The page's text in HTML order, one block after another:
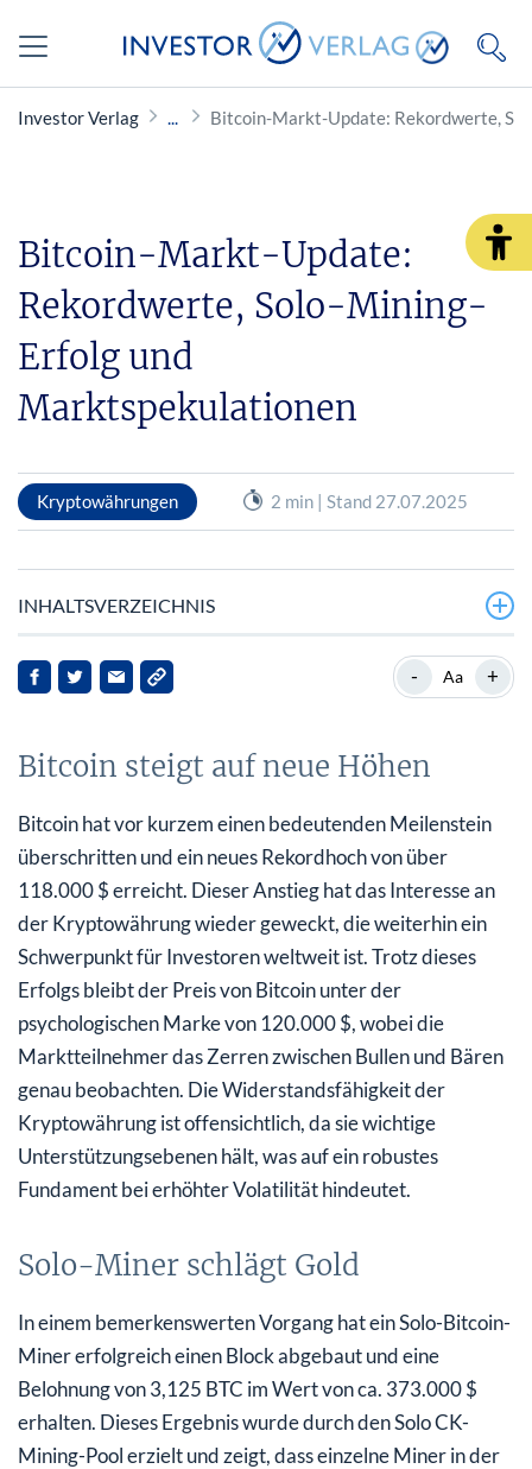
Investor Verlag Bitcoin-Markt-Update: Rekordwerte,
Bitcoin-Markt-Update:
Rekordwerte, Solo-Mining-
Erfolg und
Marktspekulationen
Kryptowährungen 2 min | Stand 27.07.2025
INHALTSVERZEICHNIS
Bitcoin steigt auf neue Höhen
Institutioneller Einfluss und Marktdebatte
Ausblick: Ein vielversprechender Horizont
- Aa +
Bitcoin steigt auf neue Höhen
Bitcoin hat vor kurzem einen bedeutenden Meilenstein
überschritten und ein neues Rekordhoch von über
118.000 $ erreicht. Dieser Anstieg hat das Interesse an
der Kryptowährung wieder geweckt, die weiterhin ein
Schwerpunkt für Investoren weltweit ist. Trotz dieses
Erfolgs bleibt der Preis von Bitcoin unter der
psychologischen Marke von 120.000 $, wobei die
Marktteilnehmer das Zerren zwischen Bullen und Bären
genau beobachten. Die Widerstandsfähigkeit der
Kryptowährung ist offensichtlich, da sie wichtige
Unterstützungsebenen hält, was auf ein robustes
Fundament bei erhöhter Volatilität hindeutet.
Solo-Miner schlägt Gold
In einem bemerkenswerten Vorgang hat ein Solo-Bitcoin-
Miner erfolgreich einen Block abgebaut und eine
Belohnung von 3,125 BTC im Wert von ca. 373.000 $
erhalten. Dieses Ergebnis wurde durch den Solo CK-
Mining-Pool erzielt und zeigt, dass einzelne Miner in der